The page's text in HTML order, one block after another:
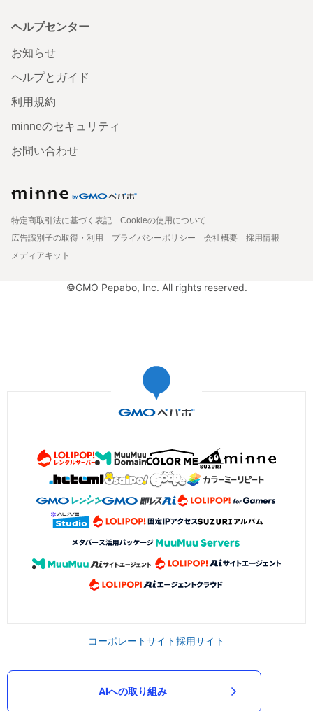
ヘルプセンター
お知らせ
ヘルプとガイド
利用規約
minneのセキュリティ
お問い合わせ
特定商取引法に基づく表記
Cookieの使用について
広告識別子の取得・利用
プライバシーポリシー 会社概要
採用情報
メディアキット
©GMO Pepabo, Inc. All rights reserved.
コーポレートサイト採用サイト
AIへの取り組み